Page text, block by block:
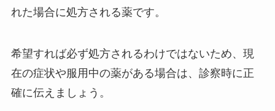
れた場合に処方される薬です。
希望すれば必ず処方されるわけではないため、現
在の症状や服用中の薬がある場合は、診察時に正
確に伝えましょう。